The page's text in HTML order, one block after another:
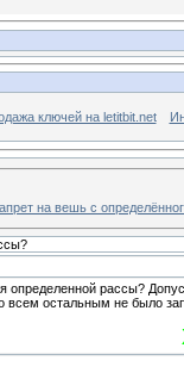
ключей на letitbit.net
на вешь с
определенной рассы?
всем остальным не было